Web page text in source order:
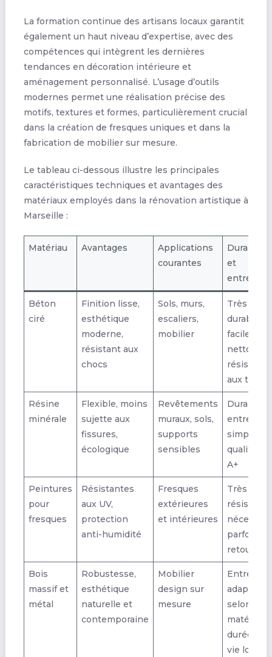
La formation continue des artisans locaux garantit
également un haut niveau d’expertise, avec des
compétences qui intègrent les dernières
tendances en décoration intérieure et
aménagement personnalisé. L’usage d’outils
modernes permet une réalisation précise des
motifs, textures et formes, particulièrement crucial
dans la création de fresques uniques et dans la
fabrication de mobilier sur mesure.
Le tableau ci-dessous illustre les principales
caractéristiques techniques et avantages des
matériaux employés dans la rénovation artistique à
Marseille :
Matériau Avantages
Applications
courantes
Durabilité
et
entretien
Béton
ciré
Finition lisse,
esthétique
moderne,
résistant aux
chocs
Sols, murs,
escaliers,
mobilier
Très
durable,
facile à
nettoyer,
résistant
aux
Résine
minérale
Flexible, moins
sujette aux
fissures,
écologique
Revêtements
muraux, sols,
supports
sensibles
Durable,
entretien
simple,
qualité
A+
Peintures
pour
fresques
Résistantes
aux UV,
protection
anti-humidité
Fresques
extérieures
et intérieures
Très
parfois
retouche
Bois
massif et
métal
Robustesse,
esthétique
naturelle et
contemporaine
Mobilier
design sur
mesure
Entretien
adapté
selon
matériau,
durée de
vie longue